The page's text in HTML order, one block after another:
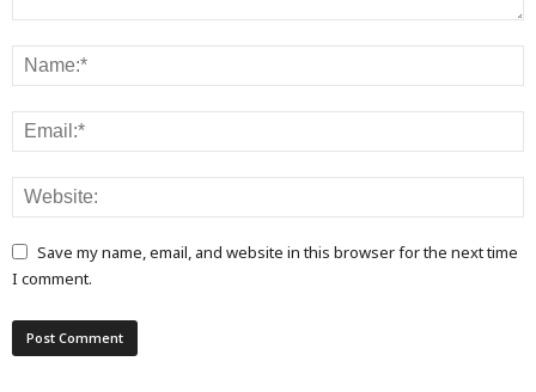
Save my name, email, and website in this browser for the next time
I comment.